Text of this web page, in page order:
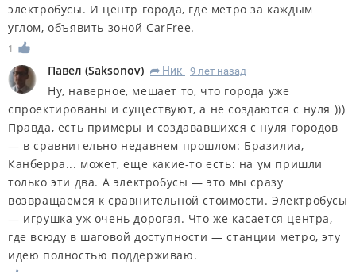
электробусы. И центр города, где метро за каждым
углом, объявить зоной CarFree.
1
Павел (Saksonov) R Ник 9 лет назад
Ну, наверное, мешает то, что города уже
спроектированы и существуют, а не создаются с нуля )))
Правда, есть примеры и создававшихся с нуля городов
— в сравнительно недавнем прошлом: Бразилиа,
Канберра... может, еще какие-то есть: на ум пришли
только эти два. А электробусы — это мы сразу
возвращаемся к сравнительной стоимости. Электробусы
— игрушка уж очень дорогая. Что же касается центра,
где всюду в шаговой доступности — станции метро, эту
идею полностью поддерживаю.